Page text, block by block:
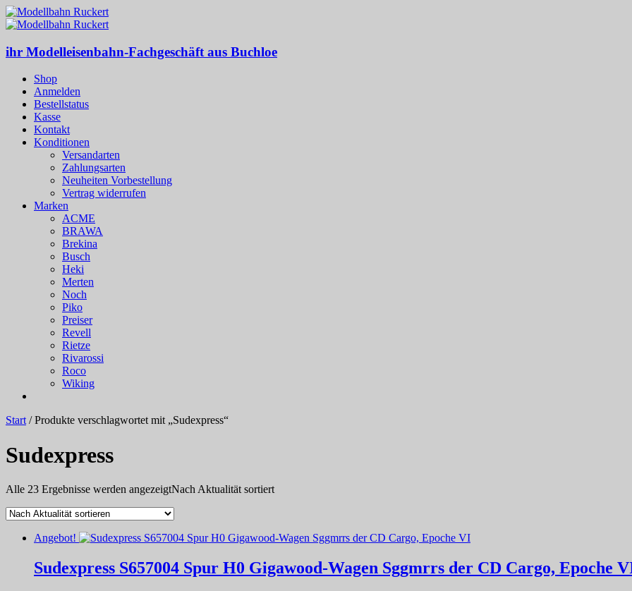
ihr Modelleisenbahn-Fachgeschäft aus Buchloe
Shop
Anmelden
Bestellstatus
Kasse
Kontakt
Konditionen
Versandarten
Zahlungsarten
Neuheiten Vorbestellung
Vertrag widerrufen
Marken
ACME
BRAWA
Brekina
Busch
Heki
Merten
Noch
Piko
Preiser
Revell
Rietze
Rivarossi
Roco
Wiking
Start/ Produkte verschlagwortet mit „Sudexpress“
Sudexpress
Alle 23 Ergebnisse werden angezeigtNach Aktualität sortiert
Angebot!
Sudexpress S657004 Spur H0 Gigawood-Wagen Sggmrrs der CD Cargo, Epoche